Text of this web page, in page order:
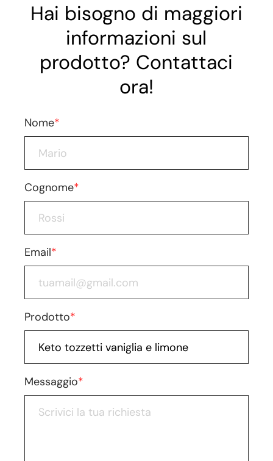
Hai bisogno di maggiori
informazioni sul
prodotto? Contattaci
ora!
Nome*
Cognome*
Email*
Prodotto*
Messaggio*